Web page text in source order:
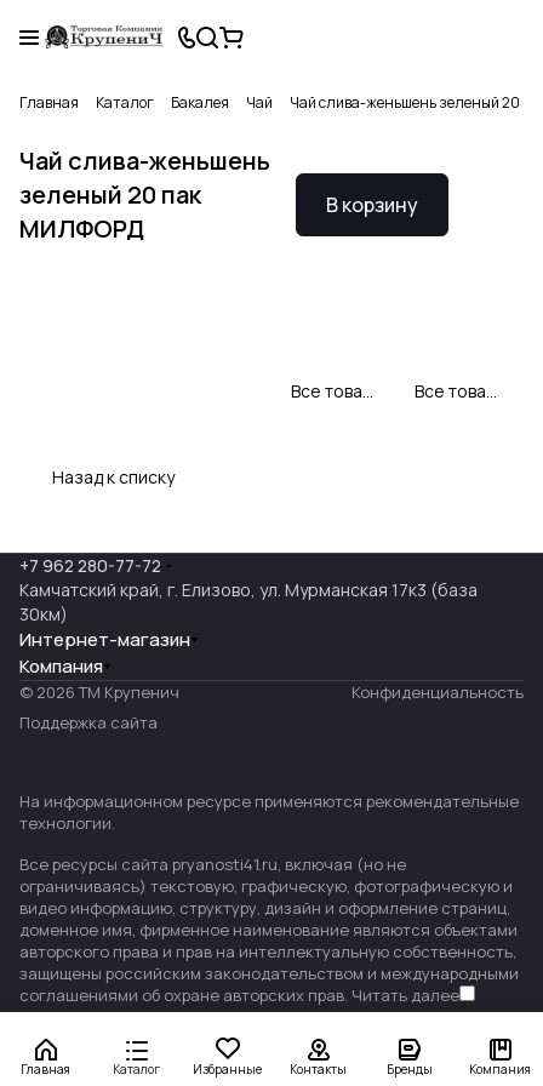
Главная Каталог Бакалея Чай Чай слива-женьшень зеленый 20
Чай слива-женьшень
зеленый 20 пак
МИЛФОРД
В корзину
Все товары Милфорд Все товары категории
Назад к списку
Главная Каталог Избранные Контакты Бренды Компания
+7 962 280-77-72
Камчатский край, г. Елизово, ул. Мурманская 17к3 (база
30км)
Интернет-магазин
Компания
© 2026 ТМ Крупенич
Конфиденциальность
Поддержка сайта
На информационном ресурсе применяются рекомендательные
технологии.
Все ресурсы сайта pryanosti41.ru, включая (но не
ограничиваясь) текстовую, графическую, фотографическую и
видео информацию, структуру, дизайн и оформление страниц,
доменное имя, фирменное наименование являются объектами
авторского права и прав на интеллектуальную собственность,
защищены российским законодательством и международными
соглашениями об охране авторских прав. Читать далее